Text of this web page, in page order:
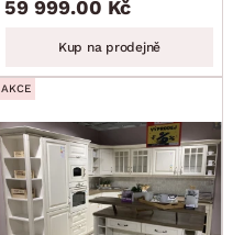
59 999.00 Kč
Kup na prodejně
AKCE